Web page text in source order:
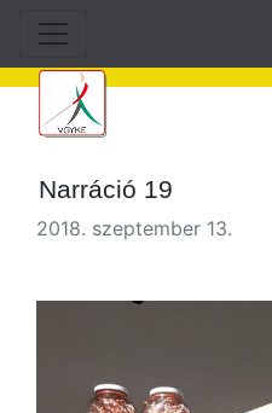
Narráció 19
2018. szeptember 13.